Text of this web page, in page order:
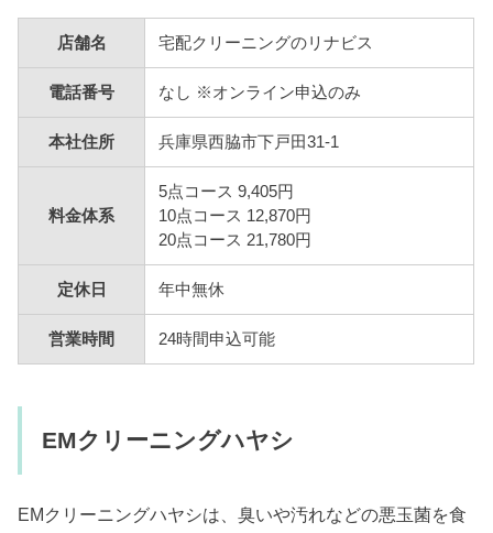
店舗名 宅配クリーニングのリナビス
電話番号 なし ※オンライン申込のみ
本社住所 兵庫県西脇市下戸田31-1
料金体系
5点コース 9,405円
10点コース 12,870円
20点コース 21,780円
定休日 年中無休
営業時間 24時間申込可能
EMクリーニングハヤシ
EMクリーニングハヤシは、臭いや汚れなどの悪玉菌を食